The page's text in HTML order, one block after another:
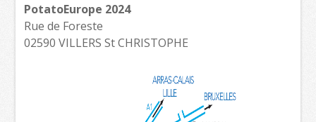
PotatoEurope 2024
Rue de Foreste
02590 VILLERS St CHRISTOPHE